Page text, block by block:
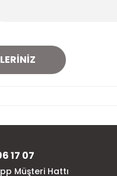
17 07
Müşteri Hattı